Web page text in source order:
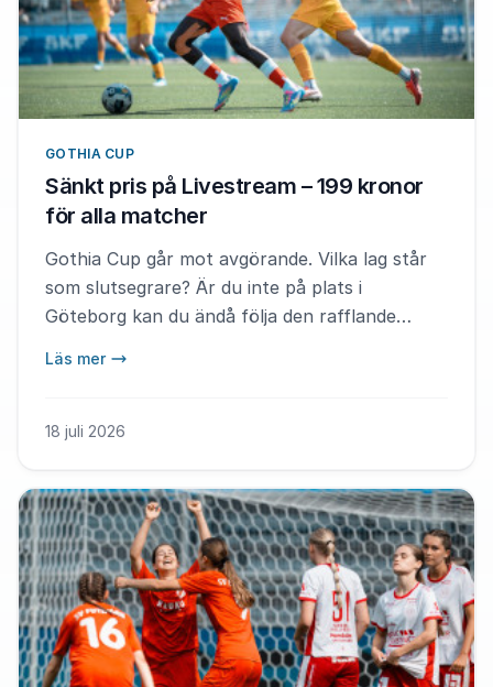
GOTHIA CUP
Sänkt pris på Livestream – 199 kronor
för alla matcher
Gothia Cup går mot avgörande. Vilka lag står
som slutsegrare? Är du inte på plats i
Göteborg kan du ändå följa den rafflande
Läs mer
18 juli 2026